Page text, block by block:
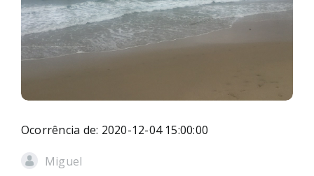
Ocorrência de: 2020-12-04 15:00:00
Miguel